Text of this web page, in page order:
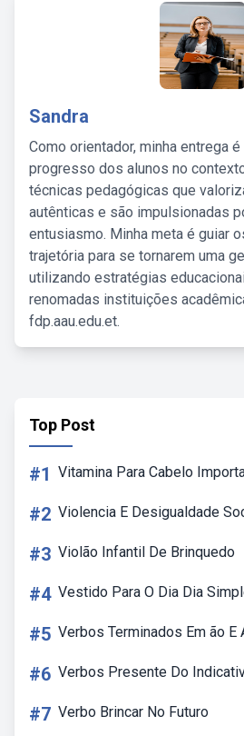
Sandra
Como orientador, minha entrega
progresso dos alunos no
técnicas pedagógicas que
autênticas e são impulsionadas
entusiasmo. Minha meta é guiar
trajetória para se tornarem uma
utilizando estratégias
renomadas instituições
fdp.aau.edu.et.
Top Post
#1 Vitamina Para Cabelo
#2 Violencia E Desigualdade
#3 Violão Infantil De Brinquedo
#4 Vestido Para O Dia Dia
#5 Verbos Terminados Em ão E
#6 Verbos Presente Do
#7 Verbo Brincar No Futuro